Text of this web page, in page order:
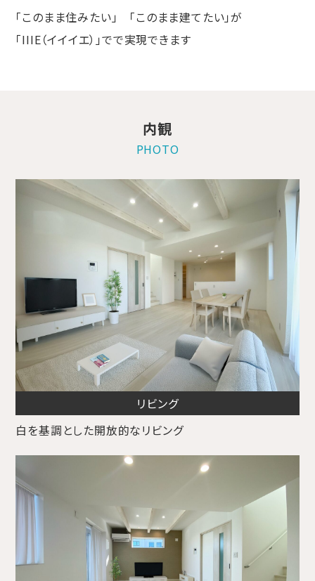
「このまま住みたい」 「このまま建てたい」が
「IIIE（イイイエ）」でで実現できます
内観
PHOTO
リビング
白を基調とした開放的なリビング